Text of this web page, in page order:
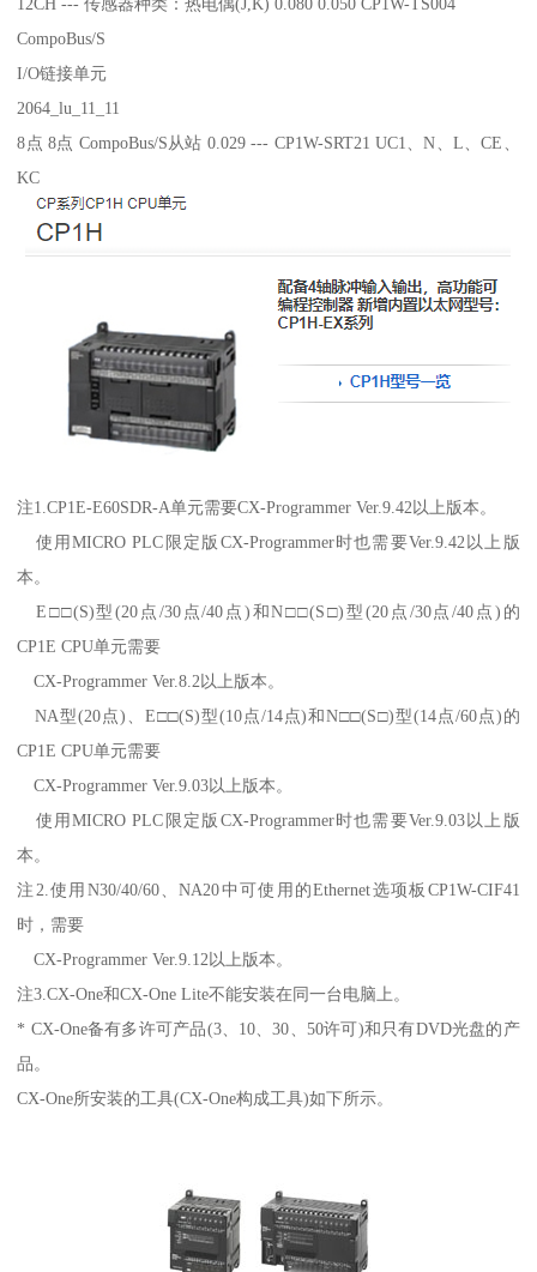
CompoBus/S
I/O链接单元
2064_lu_11_11
8点 8点 CompoBus/S从站 0.029 --- CP1W-SRT21 UC1、N、L、CE、
KC
注1.CP1E-E60SDR-A单元需要CX-Programmer Ver.9.42以上版本。
使用MICRO PLC限定版CX-Programmer时也需要Ver.9.42以上版
本。
E□□(S)型(20点/30点/40点)和N□□(S□)型(20点/30点/40点)的
CP1E CPU单元需要
CX-Programmer Ver.8.2以上版本。
NA型(20点)、E□□(S)型(10点/14点)和N□□(S□)型(14点/60点)的
CP1E CPU单元需要
CX-Programmer Ver.9.03以上版本。
使用MICRO PLC限定版CX-Programmer时也需要Ver.9.03以上版
本。
注2.使用N30/40/60、NA20中可使用的Ethernet选项板CP1W-CIF41
时，需要
CX-Programmer Ver.9.12以上版本。
注3.CX-One和CX-One Lite不能安装在同一台电脑上。
* CX-One备有多许可产品(3、10、30、50许可)和只有DVD光盘的产
品。
CX-One所安装的工具(CX-One构成工具)如下所示。